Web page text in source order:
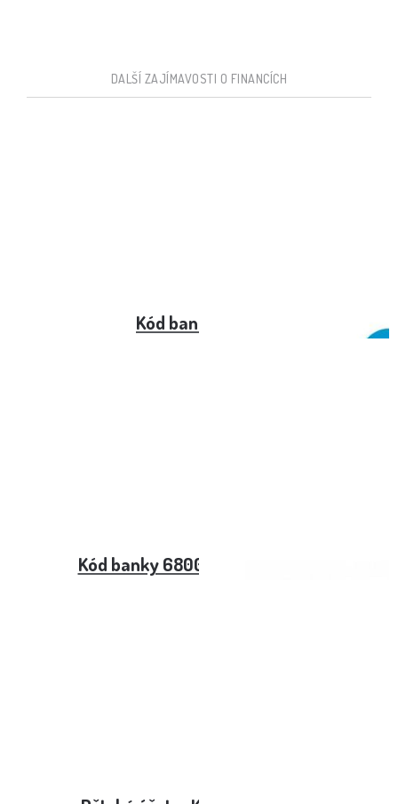
DALŠÍ ZAJÍMAVOSTI O FINANCÍCH
Kód banky ČSOB
Kód banky 6800 – Sberbank CZ